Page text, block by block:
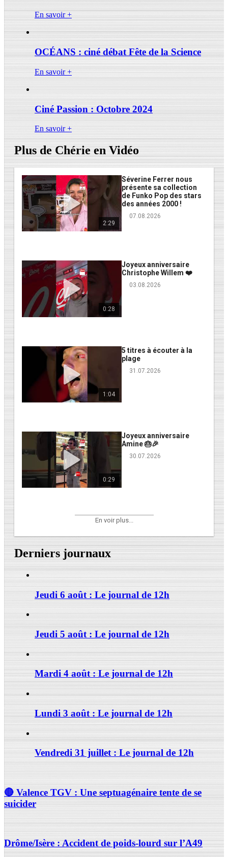
En savoir +
OCÉANS : ciné débat Fête de la Science
En savoir +
Ciné Passion : Octobre 2024
En savoir +
Plus de Chérie en Vidéo
2:29
Séverine Ferrer nous
présente sa collection
de Funko Pop des stars
des années 2000 !
07.08.2026
0:28
Joyeux anniversaire
Christophe Willem ❤️
03.08.2026
1:04
5 titres à écouter à la
plage
31.07.2026
0:29
Joyeux anniversaire
Amine 🎂🎉
30.07.2026
En voir plus...
Derniers journaux
Jeudi 6 août : Le journal de 12h
Jeudi 5 août : Le journal de 12h
Mardi 4 août : Le journal de 12h
Lundi 3 août : Le journal de 12h
Vendredi 31 juillet : Le journal de 12h
🔴 Valence TGV : Une septuagénaire tente de se
suicider
Drôme/Isère : Accident de poids-lourd sur l’A49